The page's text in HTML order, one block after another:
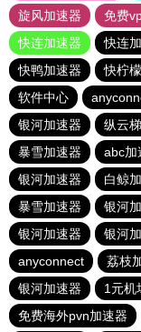
旋风加速器
免费
快连加速器
快连
快鸭加速器
快柠
软件中心
银河加速器
纵云
暴雪加速器
abc加
银河加速器
白鲸
暴雪加速器
银河
银河加速器
银河
anyconnect
荔枝
银河加速器
1元机
免费海外pvn加速器